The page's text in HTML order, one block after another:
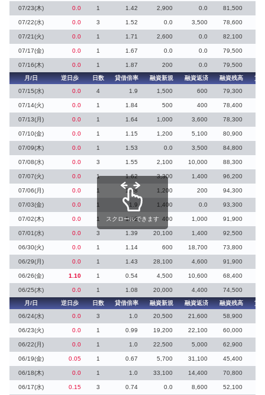
07/23(木) 0.0 1 1.42 2,900 0.0 81,500
07/22(水) 0.0 3 1.52 0.0 3,500 78,600
07/21(火) 0.0 1 1.71 2,600 0.0 82,100
07/17(金) 0.0 1 1.67 0.0 0.0 79,500
07/16(木) 0.0 1 1.87 200 0.0 79,500
月/日
逆日歩 日数 貸借倍率 融資新規 融資返済 融資残高
貸
07/15(水)
0.0 4 1.9 1,500 600 79,300
07/14(火) 0.0 1 1.84 500 400 78,400
07/13(月) 0.0 1 1.64 1,000 3,600 78,300
07/10(金) 0.0 1 1.15 1,200 5,100 80,900
07/09(木) 0.0 1 1.53 0.0 3,500 84,800
07/08(水) 0.0 3 1.55 2,100 10,000 88,300
07/07(火) 0.0 1 1.62 3,300 1,400 96,200
07/06(月) 0.0 1 1.68 1,200 200 94,300
07/03(金) 0.0 1 1.9 1,400 0.0 93,300
07/02(木) 0.0 1 1.62 400 1,000 91,900
07/01(水) 0.0 3 1.39 20,100 1,400 92,500
06/30(火) 0.0 1 1.14 600 18,700 73,800
06/29(月) 0.0 1 1.43 28,100 4,600 91,900
06/26(金) 1.10 1 0.54 4,500 10,600 68,400
06/25(木) 0.0 1 1.08 20,000 4,400 74,500
月/日
逆日歩 日数 貸借倍率 融資新規 融資返済 融資残高
貸
06/24(水)
0.0 3 1.0 20,500 21,600 58,900
06/23(火) 0.0 1 0.99 19,200 22,100 60,000
06/22(月) 0.0 1 1.0 22,500 5,000 62,900
06/19(金) 0.05 1 0.67 5,700 31,100 45,400
06/18(木) 0.0 1 1.0 33,100 14,400 70,800
06/17(水) 0.15 3 0.74 0.0 8,600 52,100
スクロールできます